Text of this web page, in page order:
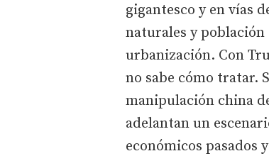
gigantesco y en vías
naturales y
urbanización. Con
no sabe cómo tratar.
manipulación china
adelantan un
económicos pasados